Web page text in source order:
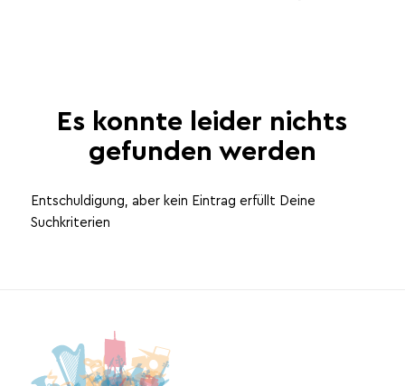
Es konnte leider nichts
gefunden werden
Entschuldigung, aber kein Eintrag erfüllt Deine
Suchkriterien